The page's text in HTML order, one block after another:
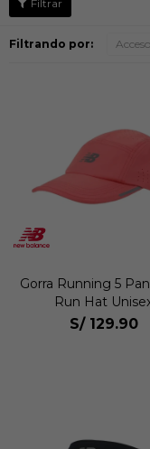
Filtrando por:
Gorra Running 5
Run Hat
S/ 129.90